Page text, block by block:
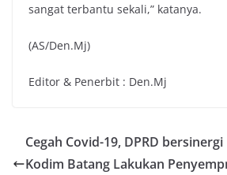
sangat terbantu sekali,” katanya.
(AS/Den.Mj)
Editor & Penerbit : Den.Mj
Cegah Covid-19, DPRD
Kodim Batang Lakukan